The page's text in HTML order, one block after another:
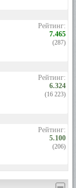
Рейтинг:
7.465
(287)
Рейтинг:
6.324
(16 223)
Рейтинг:
5.100
(206)